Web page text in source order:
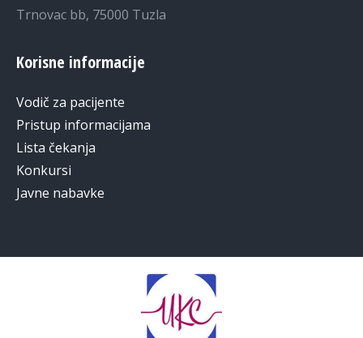
Trnovac bb, 75000 Tuzla
Korisne informacije
Vodič za pacijente
Pristup informacijama
Lista čekanja
Konkursi
Javne nabavke